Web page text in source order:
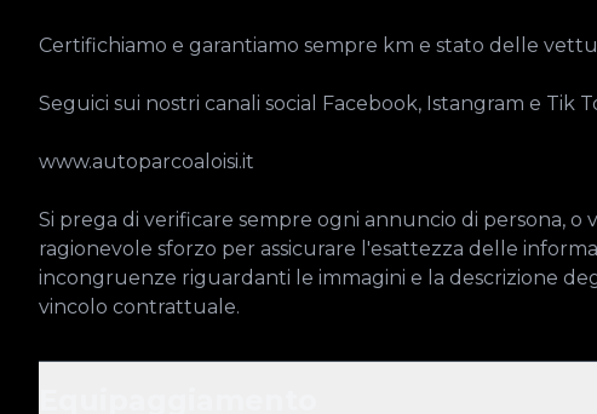
Certifichiamo e garantiamo sempre km e stato delle
Seguici sui nostri canali social Facebook, Istangram e Tik
www.autoparcoaloisi.it
Si prega di verificare sempre ogni annuncio di persona,
ragionevole sforzo per assicurare l'esattezza delle
incongruenze riguardanti le immagini e la descrizione
vincolo contrattuale.